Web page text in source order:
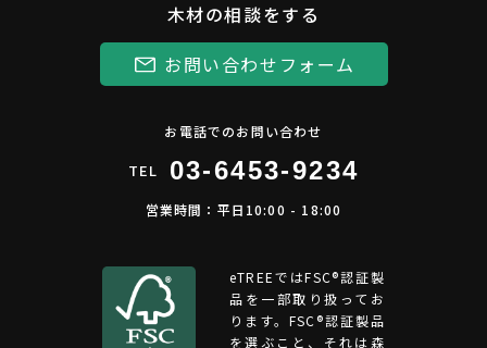
木材の相談をする
お問い合わせフォーム
お電話でのお問い合わせ
TEL 03-6453-9234
営業時間：平日10:00 - 18:00
eTREEではFSC®︎認証製
品を一部取り扱ってお
ります。FSC®認証製品
を選ぶこと、それは森